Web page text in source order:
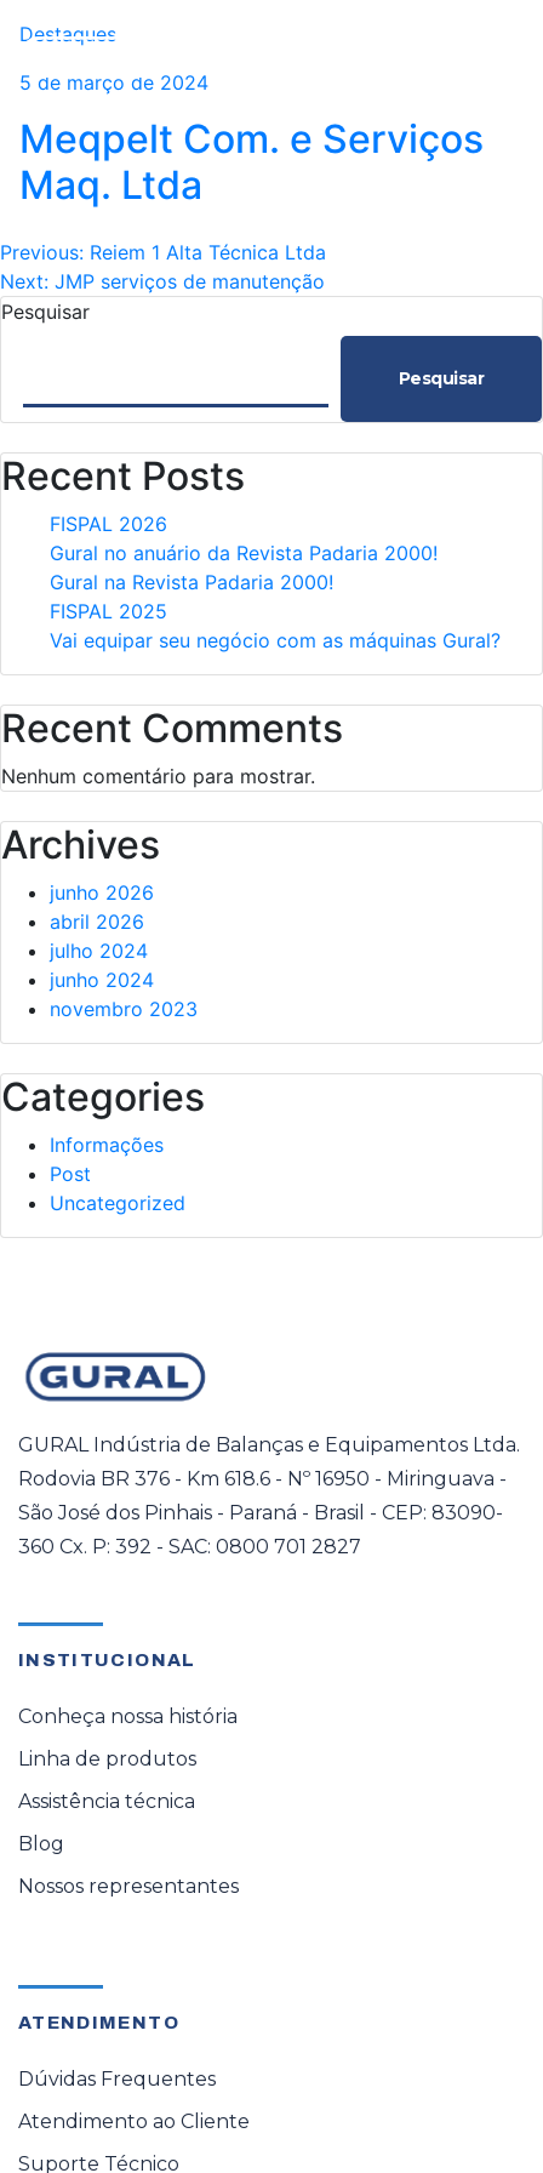
Destaques
5 de março de 2024
Meqpelt Com. e Serviços
Maq. Ltda
Navegação
de
Previous: Reiem 1 Alta Técnica Ltda
Next: JMP serviços de manutenção
Pesquisar
Pesquisar
Recent Posts
FISPAL 2026
Gural no anuário da Revista Padaria 2000!
Gural na Revista Padaria 2000!
FISPAL 2025
Vai equipar seu negócio com as máquinas Gural?
Recent Comments
Nenhum comentário para mostrar.
Archives
junho 2026
abril 2026
julho 2024
junho 2024
novembro 2023
Categories
Informações
Post
Uncategorized
GURAL Indústria de Balanças e Equipamentos Ltda.
Rodovia BR 376 - Km 618.6 - Nº 16950 - Miringuava -
São José dos Pinhais - Paraná - Brasil - CEP: 83090-
360 Cx. P: 392 - SAC: 0800 701 2827
INSTITUCIONAL
Conheça nossa história
Linha de produtos
Assistência técnica
Blog
Nossos representantes
ATENDIMENTO
Dúvidas Frequentes
Atendimento ao Cliente
Suporte Técnico